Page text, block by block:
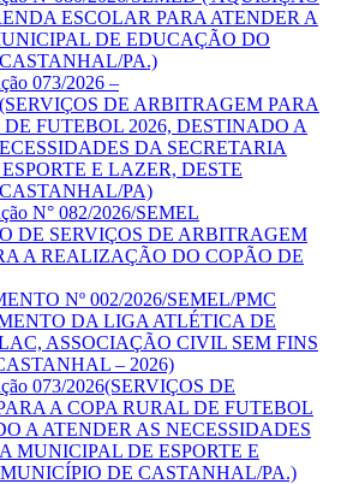
ESCOLAR PARA ATENDER A
DE EDUCAÇÃO DO
PA.)
073/2026 –
DE ARBITRAGEM PARA
FUTEBOL 2026, DESTINADO A
DA SECRETARIA
E LAZER, DESTE
PA)
N° 082/2026/SEMEL
DE SERVIÇOS DE ARBITRAGEM
A REALIZAÇÃO DO COPÃO DE
Nº 002/2026/SEMEL/PMC
DA LIGA ATLÉTICA DE
ASSOCIAÇÃO CIVIL SEM FINS
– 2026)
073/2026(SERVIÇOS DE
A COPA RURAL DE FUTEBOL
A ATENDER AS NECESSIDADES
MUNICIPAL DE ESPORTE E
DE CASTANHAL/PA.)